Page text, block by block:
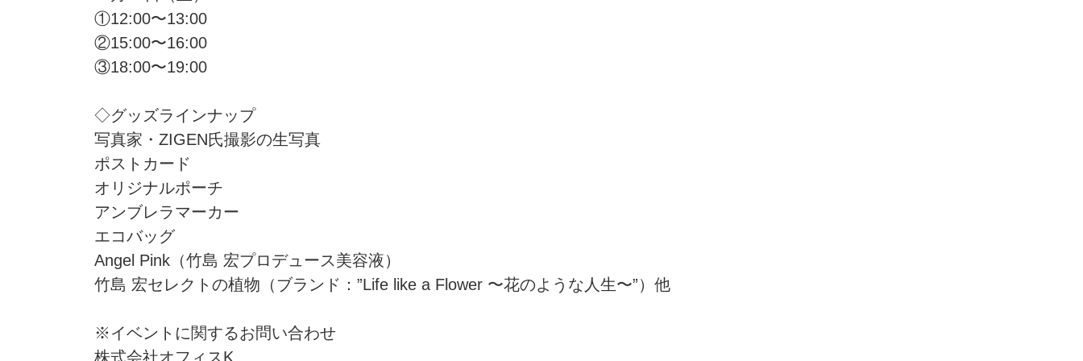
①12:00〜13:00
②15:00〜16:00
③18:00〜19:00
◇グッズラインナップ
写真家・ZIGEN氏撮影の生写真
ポストカード
オリジナルポーチ
アンブレラマーカー
エコバッグ
Angel Pink（竹島 宏プロデュース美容液）
竹島 宏セレクトの植物（ブランド：”Life like a Flower 〜花のような人生〜”）他
※イベントに関するお問い合わせ
株式会社オフィスK